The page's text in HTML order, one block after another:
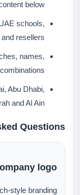
below.
schools,
resellers.
names,
Abu Dhabi,
and Al Ain.
Questions
logo?
style branding